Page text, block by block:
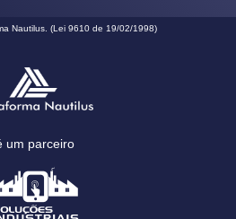
Nautilus. (Lei 9610 de 19/02/1998)
um parceiro